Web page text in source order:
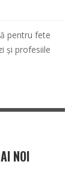
pentru fete
și profesiile
NOI